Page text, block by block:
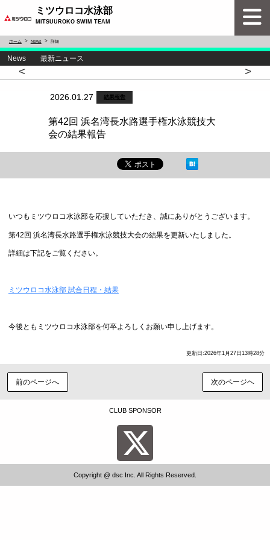
ミツウロコ水泳部
MITSUUROKO SWIM TEAM
ホーム News 詳細
News 最新ニュース
< >
2026.01.27 結果報告
第42回 浜名湾長水路選手権水泳競技大
会の結果報告
いつもミツウロコ水泳部を応援していただき、誠にありがとうございます。
第42回 浜名湾長水路選手権水泳競技大会の結果を更新いたしました。
詳細は下記をご覧ください。
ミツウロコ水泳部 試合日程・結果
今後ともミツウロコ水泳部を何卒よろしくお願い申し上げます。
更新日:2026年1月27日13時28分
前のページへ 次のページヘ
CLUB SPONSOR
Copyright @ dsc Inc. All Rights Reserved.